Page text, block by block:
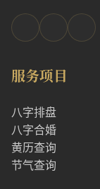
服务项目
八字排盘
八字合婚
黄历查询
节气查询